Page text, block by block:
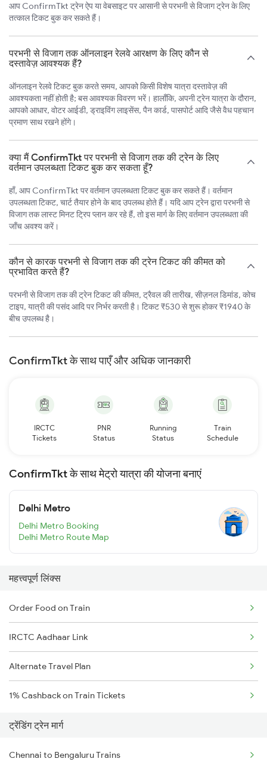
आप ConfirmTkt ट्रेन ऐप या वेबसाइट पर आसानी से परभनी से विजाग ट्रेन के लिए
तत्काल टिकट बुक कर सकते हैं।
परभनी से विजाग तक ऑनलाइन रेलवे आरक्षण के लिए कौन से
दस्तावेज़ आवश्यक हैं?
ऑनलाइन रेलवे टिकट बुक करते समय, आपको किसी विशेष यात्रा दस्तावेज़ की
आवश्यकता नहीं होती है; बस आवश्यक विवरण भरें। हालाँकि, अपनी ट्रेन यात्रा के दौरान,
आपको आधार, वोटर आईडी, ड्राइविंग लाइसेंस, पैन कार्ड, पासपोर्ट आदि जैसे वैध पहचान
प्रमाण साथ रखने होंगे।
क्या मैं ConfirmTkt पर परभनी से विजाग तक की ट्रेन के लिए
वर्तमान उपलब्धता टिकट बुक कर सकता हूँ?
हाँ, आप ConfirmTkt पर वर्तमान उपलब्धता टिकट बुक कर सकते हैं। वर्तमान
उपलब्धता टिकट, चार्ट तैयार होने के बाद उपलब्ध होते हैं। यदि आप ट्रेन द्वारा परभनी से
विजाग तक लास्ट मिनट ट्रिप प्लान कर रहे हैं, तो इस मार्ग के लिए वर्तमान उपलब्धता की
जाँच अवश्य करें।
कौन से कारक परभनी से विजाग तक की ट्रेन टिकट की कीमत को
प्रभावित करते हैं?
परभनी से विजाग तक की ट्रेन टिकट की कीमत, ट्रैवल की तारीख, सीज़नल डिमांड, कोच
टाइप, यात्री की पसंद आदि पर निर्भर करती है। टिकट ₹530 से शुरू होकर ₹1940 के
बीच उपलब्ध है।
ConfirmTkt के साथ पाएँ और अधिक जानकारी
IRCTC
Tickets
PNR
Status
Running
Status
Train
Schedule
ConfirmTkt के साथ मेट्रो यात्रा की योजना बनाएं
Delhi Metro
Delhi Metro Booking
Delhi Metro Route Map
महत्त्वपूर्ण लिंक्स
Order Food on Train
IRCTC Aadhaar Link
Alternate Travel Plan
1% Cashback on Train Tickets
ट्रेंडिंग ट्रेन मार्ग
Chennai to Bengaluru Trains